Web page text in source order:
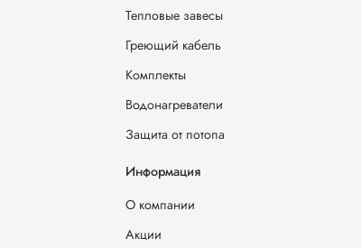
Тепловые завесы
Греющий кабель
Комплекты
Водонагреватели
Защита от потопа
Информация
О компании
Акции